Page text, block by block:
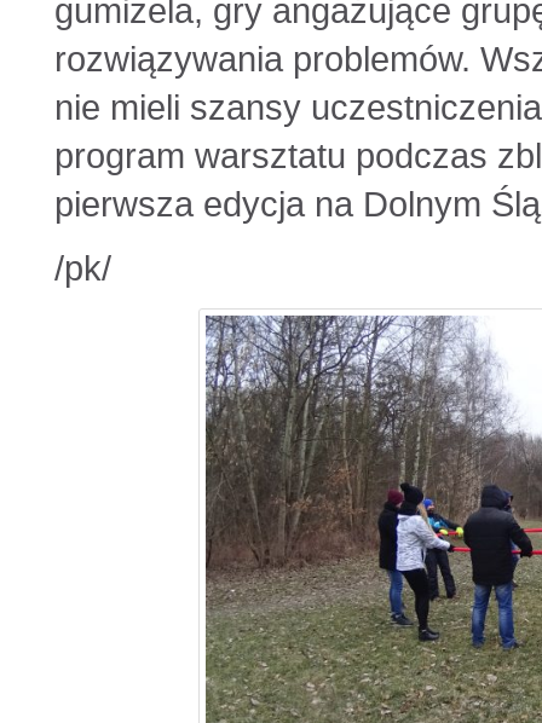
gumizela, gry angażujące
rozwiązywania problemów.
nie mieli szansy
program warsztatu podczas
pierwsza edycja na Dolnym
/pk/